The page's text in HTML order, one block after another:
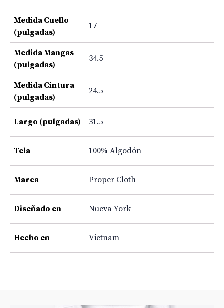
Medida Cuello
(pulgadas)
17
Medida Mangas
(pulgadas)
34.5
Medida Cintura
(pulgadas)
24.5
Largo (pulgadas) 31.5
Tela 100% Algodón
Marca Proper Cloth
Diseñado en Nueva York
Hecho en Vietnam